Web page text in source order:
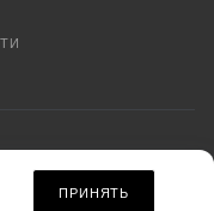
публичной офертой.
ПРИНЯТЬ